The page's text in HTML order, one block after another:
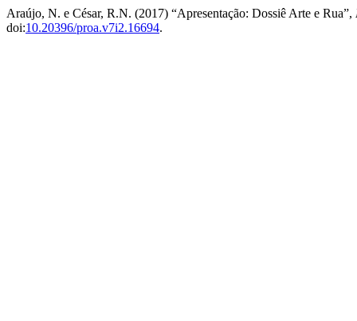
Araújo, N. e César, R.N. (2017) “Apresentação: Dossiê Arte e Rua”,
doi:10.20396/proa.v7i2.16694.